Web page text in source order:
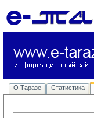
О Таразе Статистика